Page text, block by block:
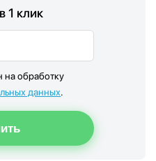
1 клик
на обработку
данных.